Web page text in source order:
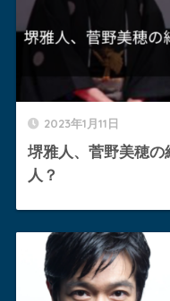
2023年1月11日
堺雅人、菅野美穂
人？